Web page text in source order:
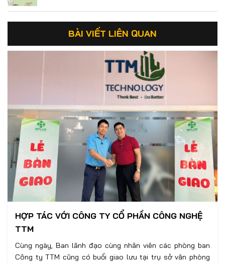
BÀI VIẾT LIÊN QUAN
HỢP TÁC VỚI CÔNG TY CỔ PHẦN CÔNG NGHỆ
TTM
Cùng ngày, Ban lãnh đạo cùng nhân viên các phòng ban
Công ty TTM cũng có buổi giao lưu tại trụ sở văn phòng